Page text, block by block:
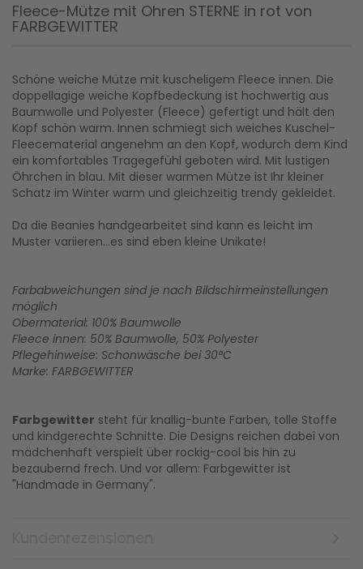
Fleece-Mütze mit Ohren STERNE in rot von
FARBGEWITTER
Schöne weiche Mütze mit kuscheligem Fleece innen. Die
doppellagige weiche Kopfbedeckung ist hochwertig aus
Baumwolle und Polyester (Fleece) gefertigt und hält den
Kopf schön warm. Innen schmiegt sich weiches Kuschel-
Fleecematerial angenehm an den Kopf, wodurch dem Kind
ein komfortables Tragegefühl geboten wird. Mit lustigen
Öhrchen in blau. Mit dieser warmen Mütze ist Ihr kleiner
Schatz im Winter warm und gleichzeitig trendy gekleidet.
Da die Beanies handgearbeitet sind kann es leicht im
Muster variieren...es sind eben kleine Unikate!
Farbabweichungen sind je nach Bildschirmeinstellungen
möglich
Obermaterial: 100% Baumwolle
Fleece innen: 50% Baumwolle, 50% Polyester
Pflegehinweise: Schonwäsche bei 30°C
Marke: FARBGEWITTER
Farbgewitter steht für knallig-bunte Farben, tolle Stoffe
und kindgerechte Schnitte. Die Designs reichen dabei von
mädchenhaft verspielt über rockig-cool bis hin zu
bezaubernd frech. Und vor allem: Farbgewitter ist
"Handmade in Germany".